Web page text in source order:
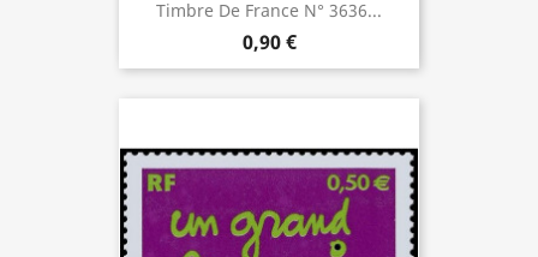
Timbre De France N° 3636...
0,90 €